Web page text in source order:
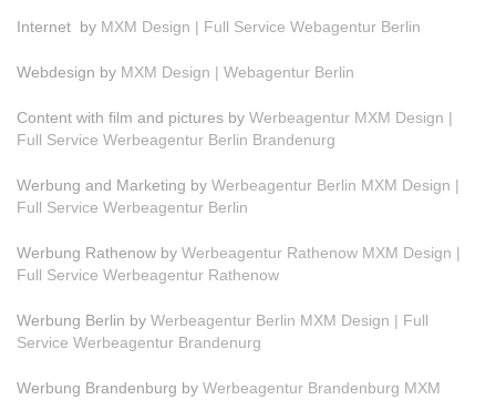
Internet by MXM Design | Full Service Webagentur Berlin
Webdesign by MXM Design | Webagentur Berlin
Content with film and pictures by Werbeagentur MXM Design |
Full Service Werbeagentur Berlin Brandenurg
Werbung and Marketing by Werbeagentur Berlin MXM Design |
Full Service Werbeagentur Berlin
Werbung Rathenow by Werbeagentur Rathenow MXM Design |
Full Service Werbeagentur Rathenow
Werbung Berlin by Werbeagentur Berlin MXM Design | Full
Service Werbeagentur Brandenurg
Werbung Brandenburg by Werbeagentur Brandenburg MXM